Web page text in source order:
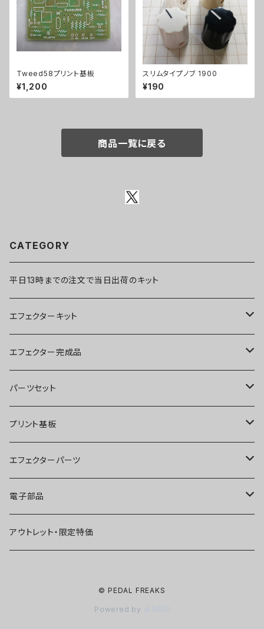
Tweed58プリント基板
¥1,200
スリムタイプノブ 1900
¥190
商品一覧に戻る
CATEGORY
平日13時までの注文で当日出荷のキット
エフェクターキット
ブースター
オーバードライブ
ディストーション
ファズ
プリアンプ
空間系
エフェクター完成品
ブースター
オーバードライブ
ディストーション
ファズ
空間系
パーツセット
ブースター
オーバードライブ
ディストーション
ファズ
プリント基板
オーバードライブ
ディストーション
ファズ
エフェクターパーツ
スイッチ
ジャック
電子部品
IC
アウトレット・限定特価
© PEDAL FREAKS
Powered by